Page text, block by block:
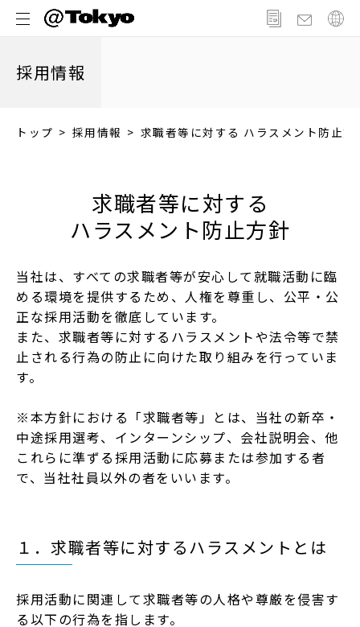
メ
ー
採用情報
トップ 採用情報 求職者等に対する ハラスメント防⽌⽅
求職者等に対する
ハラスメント防⽌⽅針
当社は、すべての求職者等が安⼼して就職活動に臨
める環境を提供するため、⼈権を尊重し、公平・公
正な採⽤活動を徹底しています。
また、求職者等に対するハラスメントや法令等で禁
⽌される⾏為の防⽌に向けた取り組みを⾏っていま
す。
※本⽅針における「求職者等」とは、当社の新卒・
中途採⽤選考、インターンシップ、会社説明会、他
これらに準ずる採⽤活動に応募または参加する者
で、当社社員以外の者をいいます。
１．求職者等に対するハラスメントとは
採⽤活動に関連して求職者等の⼈格や尊厳を侵害す
る以下の⾏為を指します。